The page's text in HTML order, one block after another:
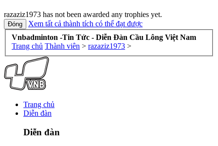
razaziz1973 has not been awarded any trophies yet.
Xem tất cả thành tích có thể đạt được
Vnbadminton -Tin Tức - Diễn Đàn Cầu Lông Việt Nam
Trang chủ Thành viên > razaziz1973 >
Trang chủ
Diễn đàn
Diễn đàn